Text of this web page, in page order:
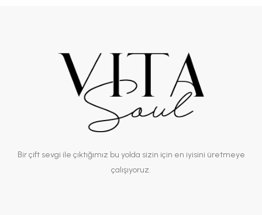
Bir çift sevgi ile çıktığımız bu yolda sizin için en iyisini üretmeye
çalışıyoruz.